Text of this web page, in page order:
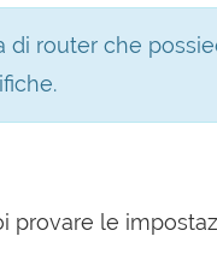
router che
provare le